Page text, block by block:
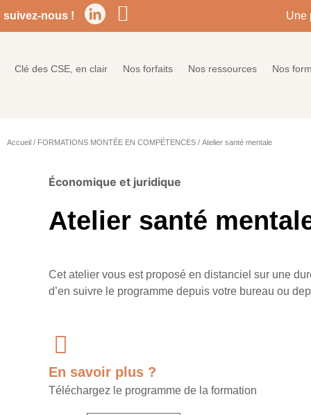
suivez-nous ! Une
Clé des CSE, en clair Nos forfaits Nos ressources Nos
Accueil / FORMATIONS MONTÉE EN COMPÉTENCES / Atelier santé mentale
Économique et juridique
Atelier santé
Cet atelier vous est proposé en distanciel sur une
d’en suivre le programme depuis votre bureau ou
En savoir plus ?
Téléchargez le programme de la formation